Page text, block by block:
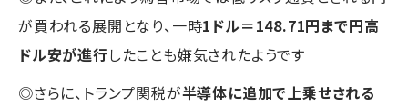
が買われる展開となり、一時1ドル＝148.71円まで円高
ドル安が進行したことも嫌気されたようです
◎さらに、トランプ関税が半導体に追加で上乗せされる